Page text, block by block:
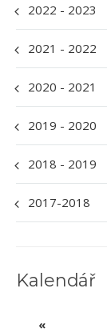
2022 - 2023
2021 - 2022
2020 - 2021
2019 - 2020
2018 - 2019
2017-2018
Kalendář
«